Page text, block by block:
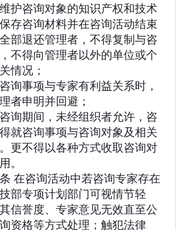
咨询对象的知识产权和技术
存咨询材料并在咨询活动结束
部退还管理者，不得复制与咨
不得向管理者以外的单位或个
情况；
事项与专家有利益关系时，
者申明并回避；
期间，未经组织者允许，咨
就咨询事项与咨询对象及相关
更不得以各种方式收取咨询对
。
咨询活动中若咨询专家存在
部专项计划部门可视情节轻
信誉度、专家意见无效直至公
资格等方式处理；触犯法律